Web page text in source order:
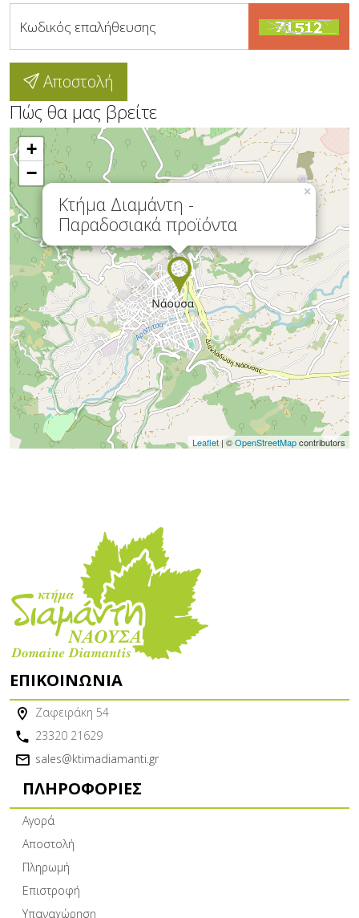
Κωδικός επαλήθευσης
Αποστολή
Πώς θα μας βρείτε
Κτήμα Διαμάντη -
Παραδοσιακά προϊόντα
×
+
−
Leaflet| ©OpenStreetMapcontributors
ΕΠΙΚΟΙΝΩΝΊΑ
Ζαφειράκη 54
23320 21629
sales@ktimadiamanti.gr
ΠΛΗΡΟΦΟΡΊΕΣ
Αγορά
Αποστολή
Πληρωμή
Επιστροφή
Υπαναχώρηση